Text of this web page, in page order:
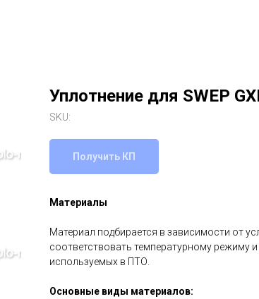
Уплотнение для SWEP
SKU:
Получить КП
Материалы
Материал подбирается в зависимости от
соответствовать температурному режиму
используемых в ПТО.
Основные виды материалов: